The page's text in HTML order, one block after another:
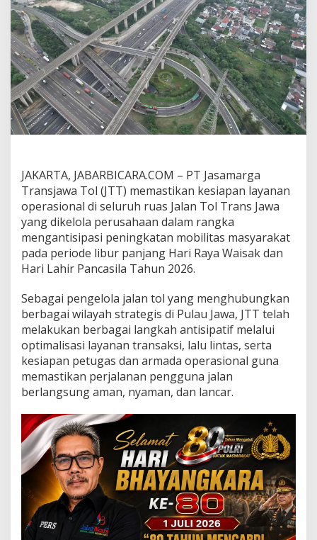
s
a
k
d
a
n
H
a
r
i
h
i
r
P
a
n
c
a
s
l
a
2
0
2
6
,
J
T
P
a
s
t
i
k
a
JAKARTA, JABARBICARA.COM – PT Jasamarga
Transjawa Tol (JTT) memastikan kesiapan layanan
operasional di seluruh ruas Jalan Tol Trans Jawa
yang dikelola perusahaan dalam rangka
mengantisipasi peningkatan mobilitas masyarakat
pada periode libur panjang Hari Raya Waisak dan
Hari Lahir Pancasila Tahun 2026.
Sebagai pengelola jalan tol yang menghubungkan
berbagai wilayah strategis di Pulau Jawa, JTT telah
melakukan berbagai langkah antisipatif melalui
optimalisasi layanan transaksi, lalu lintas, serta
kesiapan petugas dan armada operasional guna
memastikan perjalanan pengguna jalan
berlangsung aman, nyaman, dan lancar.